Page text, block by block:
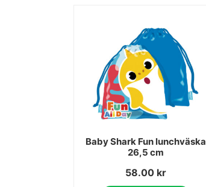
Baby Shark Fun lunchväska
26,5 cm
58.00 kr